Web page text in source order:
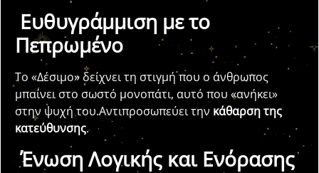
Ευθυγράμμιση με το
Πεπρωμένο
Το «Δέσιμο» δείχνει τη στιγμή που ο άνθρωπος
μπαίνει στο σωστό μονοπάτι, αυτό που «ανήκει»
στην ψυχή του.Αντιπροσωπεύει την κάθαρση της
κατεύθυνσης.
Ένωση Λογικής και Ενόρασης